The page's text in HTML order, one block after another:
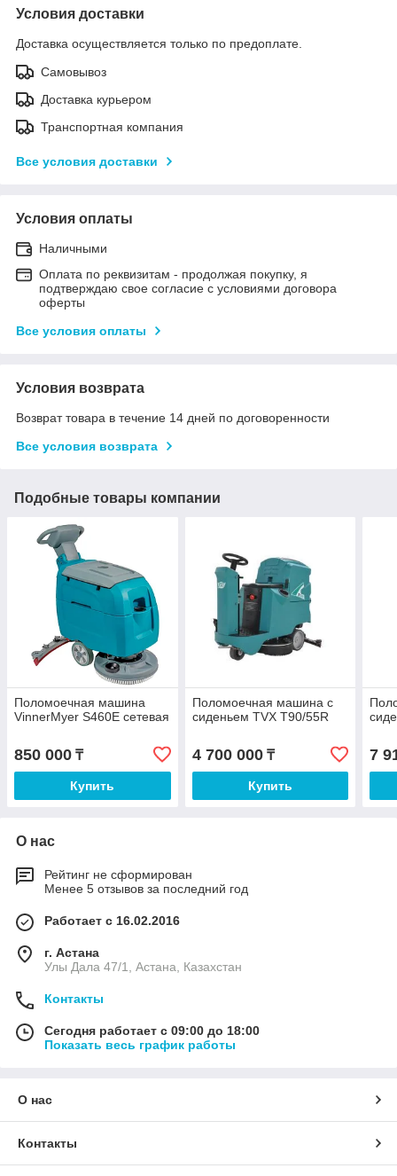
Условия доставки
Доставка осуществляется только по предоплате.
Самовывоз
Доставка курьером
Транспортная компания
Все условия доставки
Условия оплаты
Наличными
Оплата по реквизитам - продолжая покупку, я
подтверждаю свое согласие с условиями договора
оферты
Все условия оплаты
Условия возврата
Возврат товара в течение 14 дней по договоренности
Все условия возврата
Подобные товары компании
Поломоечная машина
VinnerMyer S460E сетевая
850 000 ₸
Купить
Поломоечная машина с
сиденьем TVX T90/55R
4 700 000₸
Купить
7
О нас
Рейтинг не сформирован
Менее 5 отзывов за последний год
Работает с 16.02.2016
г. Астана
Улы Дала 47/1, Астана, Казахстан
Контакты
Сегодня работает с 09:00 до 18:00
Показать весь график работы
О нас
Контакты